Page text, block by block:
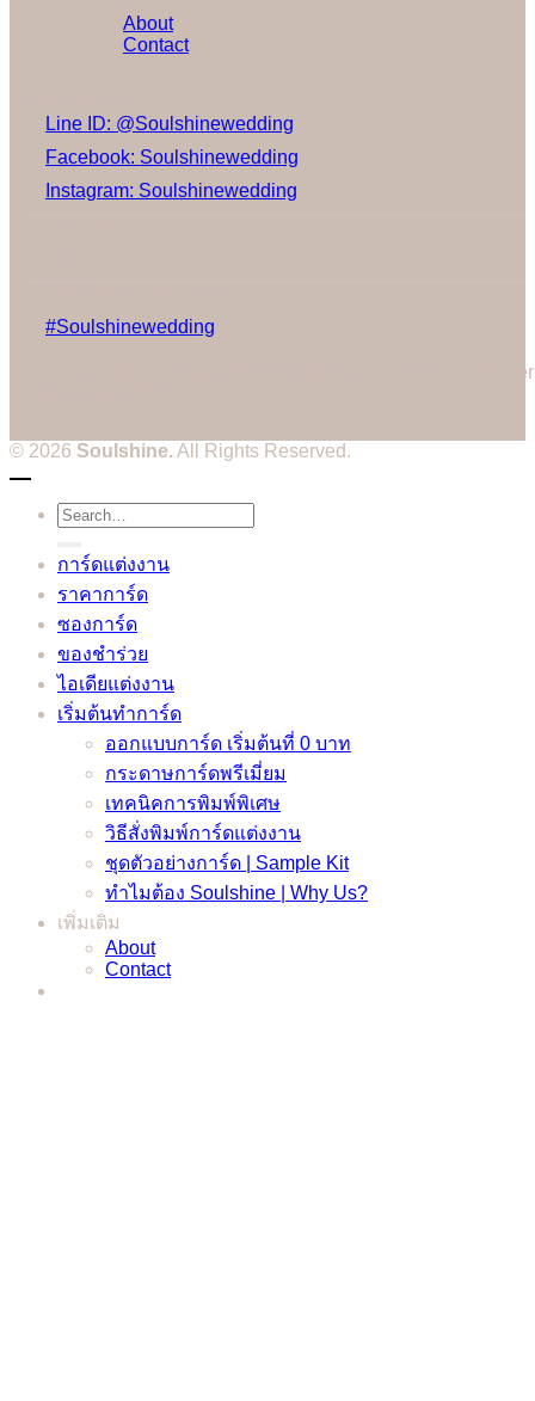
About
Contact
Line ID: @Soulshinewedding
Facebook: Soulshinewedding
Instagram: Soulshinewedding
#Soulshinewedding
Cannot call API for app 380204239234502 on behalf of user
© 2026 Soulshine.All Rights Reserved.
Search
for:
การ์ดแต่งงาน
ราคาการ์ด
ซองการ์ด
ของชำร่วย
ไอเดียแต่งงาน
เริ่มต้นทำการ์ด
ออกแบบการ์ด เริ่มต้นที่ 0 บาท
กระดาษการ์ดพรีเมี่ยม
เทคนิคการพิมพ์พิเศษ
วิธีสั่งพิมพ์การ์ดแต่งงาน
ชุดตัวอย่างการ์ด | Sample Kit
ทำไมต้อง Soulshine | Why Us?
เพิ่มเติม
About
Contact